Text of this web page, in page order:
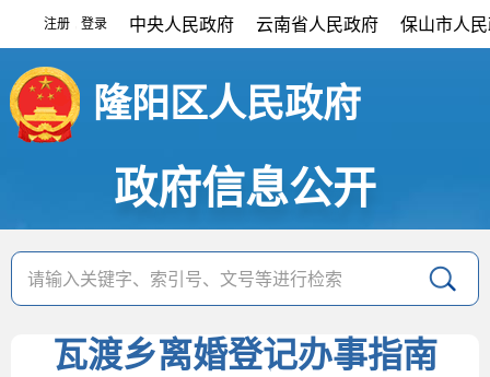
注册 登录 中央人民政府 云南省人民政府 保山市人
隆阳区人民政府
政府信息公开
瓦渡乡离婚登记办事指南